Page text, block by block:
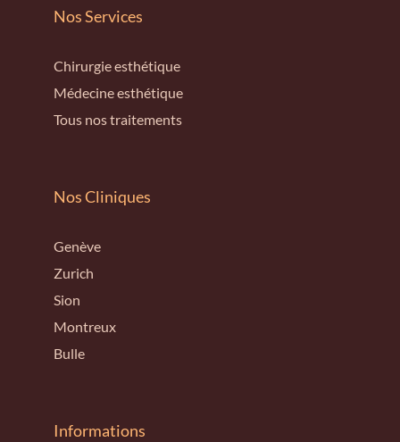
Nos Services
Chirurgie esthétique
Médecine esthétique
Tous nos traitements
Nos Cliniques
Genève
Zurich
Sion
Montreux
Bulle
Informations